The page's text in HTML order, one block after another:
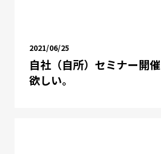
2021/06/25
自社（自所）セミナー開
欲しい。